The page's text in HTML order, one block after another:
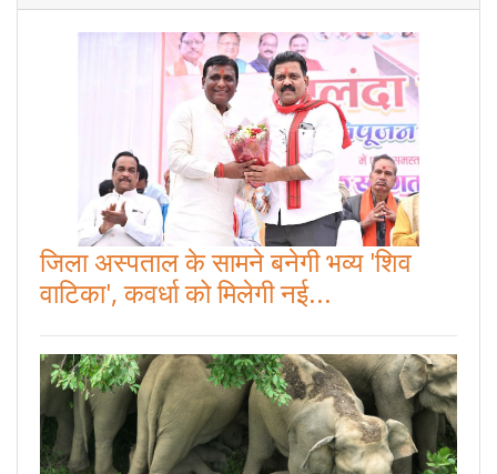
जिला अस्पताल के सामने बनेगी भव्य 'शिव
वाटिका', कवर्धा को मिलेगी नई...